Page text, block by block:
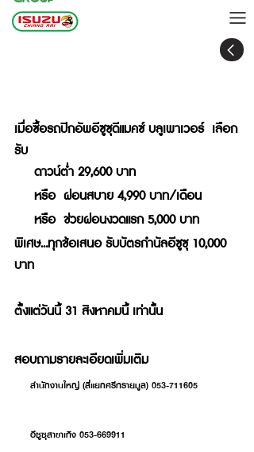
เมื่อซื้อรถปิกอัพอีซูซุดีแมคซ์ บลูเพาเวอร์  เลือก
รับ
     ดาวน์ต่ำ 29,600 บาท
     หรือ  ผ่อนสบาย 4,990 บาท/เดือน
     หรือ  ช่วยผ่อนงวดแรก 5,000 บาท
พิเศษ...ทุกข้อเสนอ รับบัตรกำนัลอีซูซุ 10,000
บาท
ตั้งแต่วันนี้ 31 สิงหาคมนี้ เท่านั้น
สอบถามรายละเอียดเพิ่มเติม
     สำนักงานใหญ่ (สี่แยกศรีทรายมูล) 053-711605
     อีซูซุสาขาเทิง 053-669911